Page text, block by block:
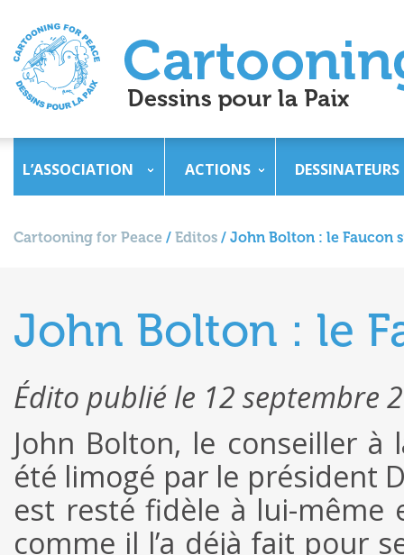
L’ASSOCIATION ACTIONS DESSINATEURS
Cartooning for Peace / Editos / John Bolton : le Faucon
John Bolton : le
Édito publié le 12 septembre
John Bolton, le conseiller à
été limogé par le président
est resté fidèle à lui-même
comme il l’a déjà fait pour